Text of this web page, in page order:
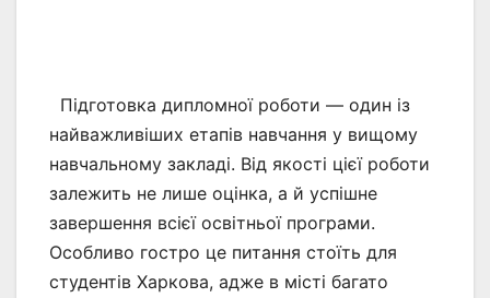
Підготовка дипломної роботи — один із
найважливіших етапів навчання у вищому
навчальному закладі. Від якості цієї роботи
залежить не лише оцінка, а й успішне
завершення всієї освітньої програми.
Особливо гостро це питання стоїть для
студентів Харкова, адже в місті багато